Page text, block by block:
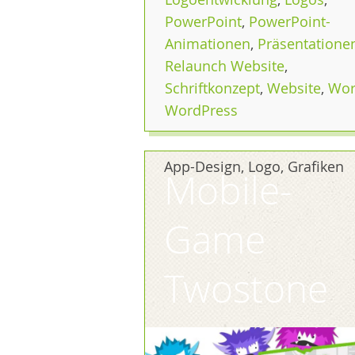
PowerPoint, PowerPoint-
Animationen,
Relaunch Website,
Schriftkonzept, Website,
WordPress
Mobile-
Game
Twostone
App-Design, Logo, Grafiken